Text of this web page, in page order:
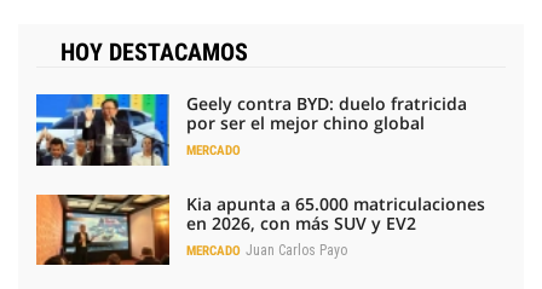
HOY DESTACAMOS
Geely contra BYD: duelo fratricida
por ser el mejor chino global
MERCADO
Kia apunta a 65.000 matriculaciones
en 2026, con más SUV y EV2
MERCADO Juan Carlos Payo